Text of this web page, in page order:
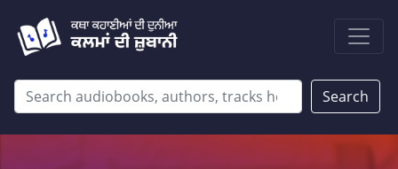
Search